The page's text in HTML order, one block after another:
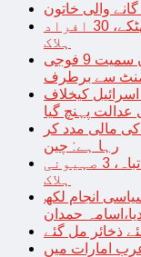
جاپان میں ایک دن میں زلزلے کے 155 جھٹکے، 30 افراد
ہلاک
چین؛ میزائل یونٹ سے منسلک 4 جرنیلوں سمیت 9 فوجی
سے برطرف
کیخلاف
عدالت پہنچ گیا
مالی مدد کر
رہا ہے: چین
حماس کے حملوں میں 7 اسرائیلی گاڑیاں تباہ، 3 صہیونی
ہلاک
انجام لکھ
حمدان
ذخائر مل گئے
امارات میں